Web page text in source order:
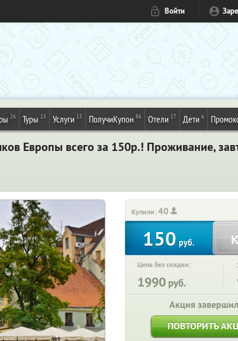
Войти
26 Туры 13 Услуги 13 ПолучиКупон 86 Отели 17 Дети 6
Европы всего за 150р.! Проживание,
Купили:40
150 руб.
Цена без скидки:
1990 руб.
Акция
ПОВТОРИТЬ